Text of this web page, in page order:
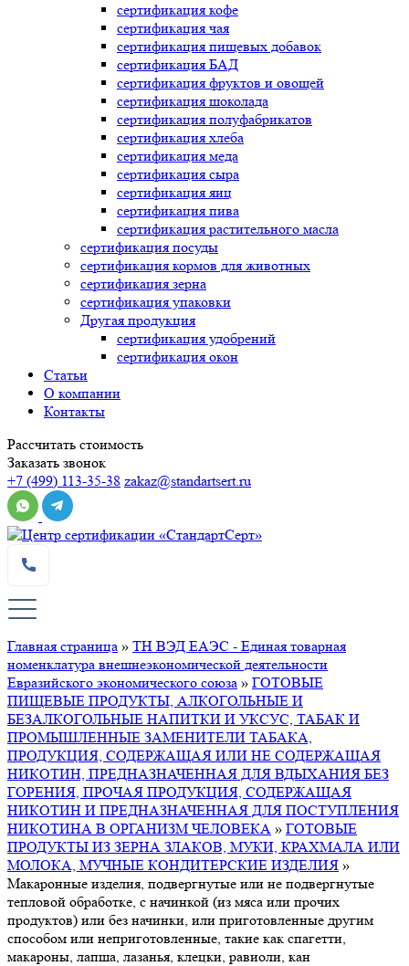
сертификация кофе
сертификация чая
сертификация пищевых добавок
сертификация БАД
сертификация фруктов и овощей
сертификация шоколада
сертификация полуфабрикатов
сертификация хлеба
сертификация меда
сертификация сыра
сертификация яиц
сертификация пива
сертификация растительного масла
сертификация посуды
сертификация кормов для животных
сертификация зерна
сертификация упаковки
Другая продукция
сертификация удобрений
сертификация окон
Статьи
О компании
Контакты
Рассчитать стоимость
Заказать звонок
+7 (499) 113-35-38 zakaz@standartsert.ru
Главная страница » ТН ВЭД ЕАЭС - Единая товарная
номенклатура внешнеэкономической деятельности
Евразийского экономического союза » ГОТОВЫЕ
ПИЩЕВЫЕ ПРОДУКТЫ, АЛКОГОЛЬНЫЕ И
БЕЗАЛКОГОЛЬНЫЕ НАПИТКИ И УКСУС, ТАБАК И
ПРОМЫШЛЕННЫЕ ЗАМЕНИТЕЛИ ТАБАКА,
ПРОДУКЦИЯ, СОДЕРЖАЩАЯ ИЛИ НЕ СОДЕРЖАЩАЯ
НИКОТИН, ПРЕДНАЗНАЧЕННАЯ ДЛЯ ВДЫХАНИЯ БЕЗ
ГОРЕНИЯ, ПРОЧАЯ ПРОДУКЦИЯ, СОДЕРЖАЩАЯ
НИКОТИН И ПРЕДНАЗНАЧЕННАЯ ДЛЯ ПОСТУПЛЕНИЯ
НИКОТИНА В ОРГАНИЗМ ЧЕЛОВЕКА » ГОТОВЫЕ
ПРОДУКТЫ ИЗ ЗЕРНА ЗЛАКОВ, МУКИ, КРАХМАЛА ИЛИ
МОЛОКА, МУЧНЫЕ КОНДИТЕРСКИЕ ИЗДЕЛИЯ »
Макаронные изделия, подвергнутые или не подвергнутые
тепловой обработке, с начинкой (из мяса или прочих
продуктов) или без начинки, или приготовленные другим
способом или неприготовленные, такие как спагетти,
макароны, лапша, лазанья, клецки, равиоли, кан